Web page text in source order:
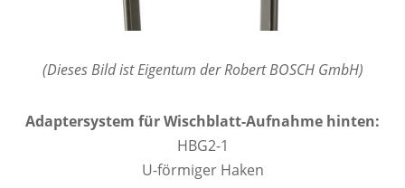
(Dieses Bild ist Eigentum der Robert BOSCH GmbH)
Adaptersystem für Wischblatt-Aufnahme hinten:
HBG2-1
U-förmiger Haken